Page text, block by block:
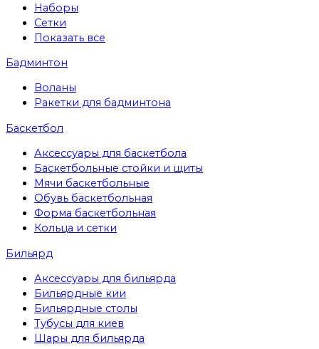
Наборы
Сетки
Показать все
Бадминтон
Воланы
Ракетки для бадминтона
Баскетбол
Аксессуары для баскетбола
Баскетбольные стойки и щиты
Мячи баскетбольные
Обувь баскетбольная
Форма баскетбольная
Кольца и сетки
Бильярд
Аксессуары для бильярда
Бильярдные кии
Бильярдные столы
Тубусы для киев
Шары для бильярда